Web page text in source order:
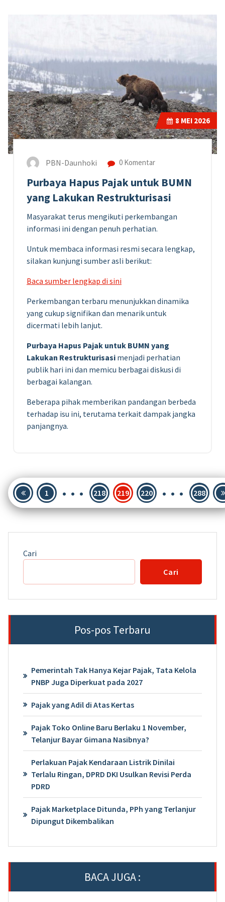
8 MEI 2026
PBN-Daunhoki 0 Komentar
Purbaya Hapus Pajak untuk BUMN
yang Lakukan Restrukturisasi
Masyarakat terus mengikuti perkembangan
informasi ini dengan penuh perhatian.
Untuk membaca informasi resmi secara lengkap,
silakan kunjungi sumber asli berikut:
Baca sumber lengkap di sini
Perkembangan terbaru menunjukkan dinamika
yang cukup signifikan dan menarik untuk
dicermati lebih lanjut.
Purbaya Hapus Pajak untuk BUMN yang
Lakukan Restrukturisasi menjadi perhatian
publik hari ini dan memicu berbagai diskusi di
berbagai kalangan.
Beberapa pihak memberikan pandangan berbeda
terhadap isu ini, terutama terkait dampak jangka
panjangnya.
Paginasi
pos
1 … 218 219 220 … 288
Cari
Cari
Pos-pos Terbaru
Pemerintah Tak Hanya Kejar Pajak, Tata Kelola
PNBP Juga Diperkuat pada 2027
Pajak yang Adil di Atas Kertas
Pajak Toko Online Baru Berlaku 1 November,
Telanjur Bayar Gimana Nasibnya?
Perlakuan Pajak Kendaraan Listrik Dinilai
Terlalu Ringan, DPRD DKI Usulkan Revisi Perda
PDRD
Pajak Marketplace Ditunda, PPh yang Terlanjur
Dipungut Dikembalikan
BACA JUGA :